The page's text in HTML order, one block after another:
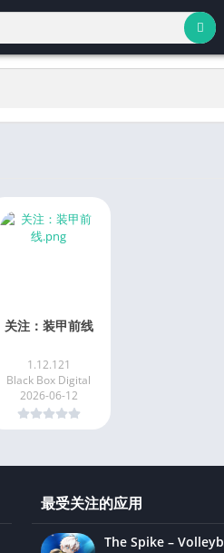
关注：装甲前线
1.12.121
Black Box Digital
2026-06-12
最受关注的应用
The Spike –